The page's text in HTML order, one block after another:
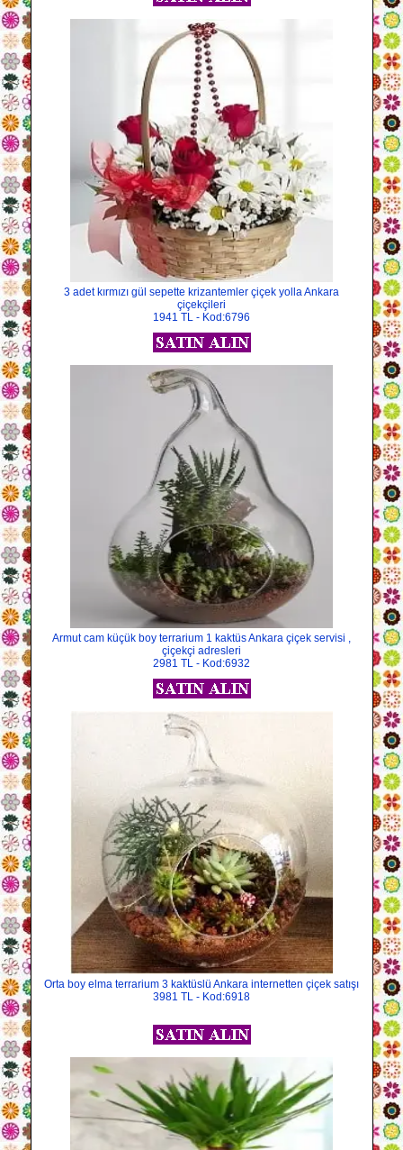
3 adet kırmızı gül sepette krizantemler çiçek yolla Ankara
çiçekçileri
1941 TL - Kod:6796
Armut cam küçük boy terrarium 1 kaktüs Ankara çiçek servisi ,
çiçekçi adresleri
2981 TL - Kod:6932
Orta boy elma terrarium 3 kaktüslü Ankara internetten çiçek satışı
3981 TL - Kod:6918